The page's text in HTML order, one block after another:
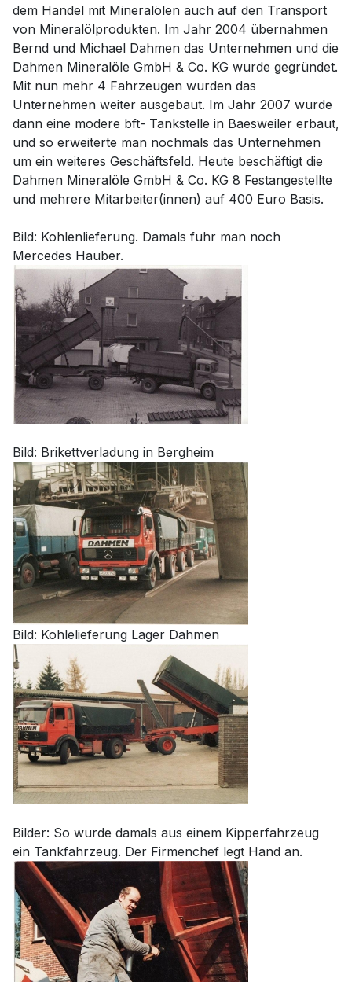
dem Handel mit Mineralölen auch auf den Transport
von Mineralölprodukten. Im Jahr 2004 übernahmen
Bernd und Michael Dahmen das Unternehmen und die
Dahmen Mineralöle GmbH & Co. KG wurde gegründet.
Mit nun mehr 4 Fahrzeugen wurden das
Unternehmen weiter ausgebaut. Im Jahr 2007 wurde
dann eine modere bft- Tankstelle in Baesweiler erbaut,
und so erweiterte man nochmals das Unternehmen
um ein weiteres Geschäftsfeld. Heute beschäftigt die
Dahmen Mineralöle GmbH & Co. KG 8 Festangestellte
und mehrere Mitarbeiter(innen) auf 400 Euro Basis.
Bild: Kohlenlieferung. Damals fuhr man noch
Mercedes Hauber.
Bild: Brikettverladung in Bergheim
Bild: Kohlelieferung Lager Dahmen
Bilder: So wurde damals aus einem Kipperfahrzeug
ein Tankfahrzeug. Der Firmenchef legt Hand an.